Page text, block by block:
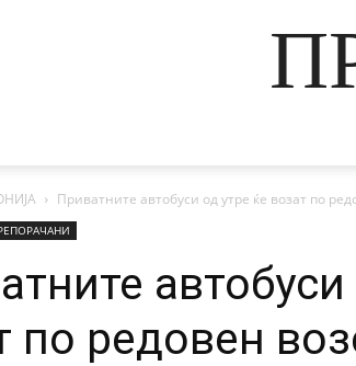
Приватните автобуси од утре ќе возат по
автобуси
по редовен